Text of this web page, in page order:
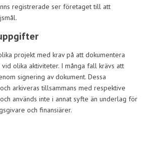
registrerade ser företaget till att
projekt med krav på att dokumentera
olika aktiviteter. I många fall krävs att
signering av dokument. Dessa
arkiveras tillsammans med respektive
används inte i annat syfte än underlag för
och finansiärer.